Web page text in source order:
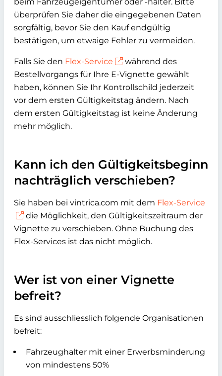
überprüfen Sie daher die eingegebenen Daten
sorgfältig, bevor Sie den Kauf endgültig
bestätigen, um etwaige Fehler zu vermeiden.
Falls Sie den Flex-Service
während des
Bestellvorgangs für Ihre E-Vignette gewählt
haben, können Sie Ihr Kontrollschild jederzeit
vor dem ersten Gültigkeitstag ändern. Nach
dem ersten Gültigkeitstag ist keine Änderung
mehr möglich.
Kann ich den Gültigkeitsbeginn
nachträglich verschieben?
Sie haben bei vintrica.com mit dem Flex-Service
die Möglichkeit, den Gültigkeitszeitraum der
Vignette zu verschieben. Ohne Buchung des
Flex-Services ist das nicht möglich.
Wer ist von einer Vignette
befreit?
Es sind ausschliesslich folgende Organisationen
befreit:
Fahrzeughalter mit einer Erwerbsminderung
von mindestens 50%